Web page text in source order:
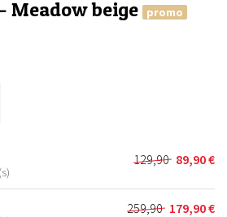
Meadow beige
promo
129,90
Le
prix
initial
89,90€
Le
prix
actuel
259,90 179,90€